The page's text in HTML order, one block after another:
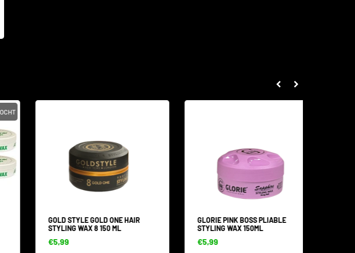
GOLD STYLE GOLD ONE HAIR
STYLING WAX 8 150 ML
€5,99
GLORIE PINK BOSS PLIABLE
STYLING WAX 150ML
€5,99